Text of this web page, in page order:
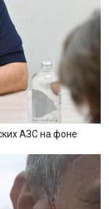
АЗС на фоне